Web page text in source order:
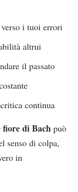
i tuoi errori
altrui
il passato
continua
fiore di Bach può
senso di colpa,
in